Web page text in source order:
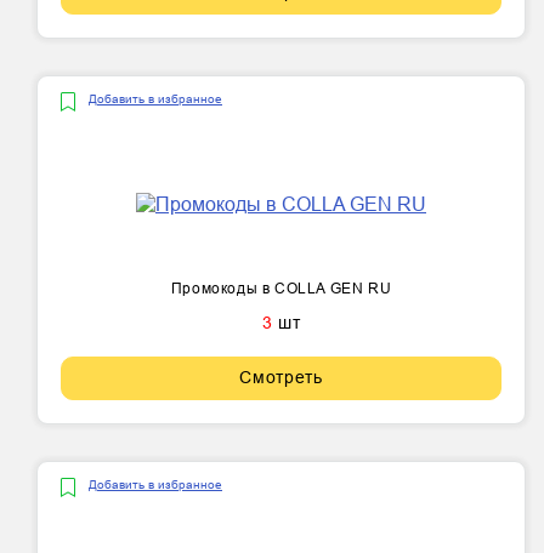
Добавить в избранное
Промокоды в COLLA GEN RU
3 шт
Смотреть
Добавить в избранное